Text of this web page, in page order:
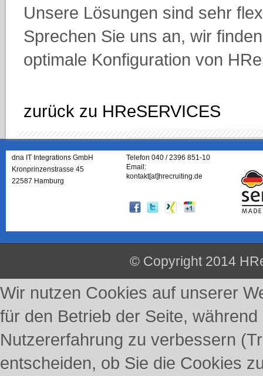
Unsere Lösungen sind sehr
Sprechen Sie uns an, wir
optimale Konfiguration von
zurück zu HReSERVICES
dna IT Integrations GmbH
Kronprinzenstrasse 45
22587 Hamburg
Telefon 040 / 2396 851-10
Email:
kontakt[at]hrecruiting.de
© Copyright 2014
Wir nutzen Cookies auf unserer
für den Betrieb der Seite,
Nutzererfahrung zu verbessern
entscheiden, ob Sie die Cookies